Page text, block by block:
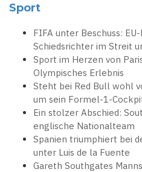
Sport
FIFA unter Beschuss:
Schiedsrichter im Streit
Sport im Herzen von
Olympisches Erlebnis
Steht bei Red Bull wohl
um sein Formel-1-
Ein stolzer Abschied:
englische Nationalteam
Spanien triumphiert bei
unter Luis de la Fuente
Gareth Southgates